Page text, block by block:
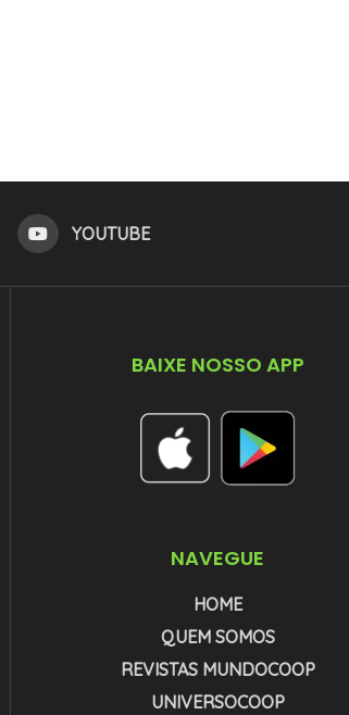
YOUTUBE
BAIXE NOSSO APP
NAVEGUE
HOME
QUEM SOMOS
REVISTAS MUNDOCOOP
UNIVERSOCOOP